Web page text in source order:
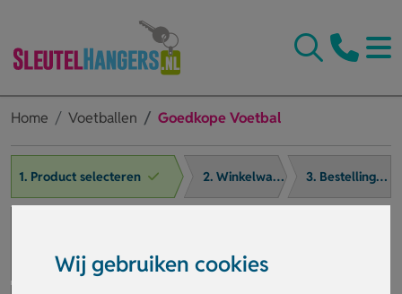
Wij gebruiken cookies
Home Voetballen Goedkope Voetbal
1. Product selecteren 2. Winkelwagen 3. Bestelling afronden